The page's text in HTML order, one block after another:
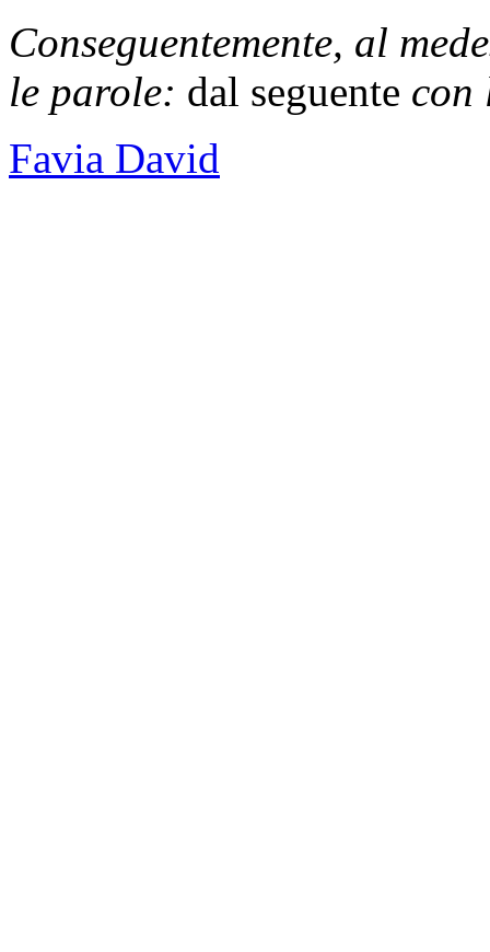
Conseguentemente, al
le parole: dal seguente con
Favia David